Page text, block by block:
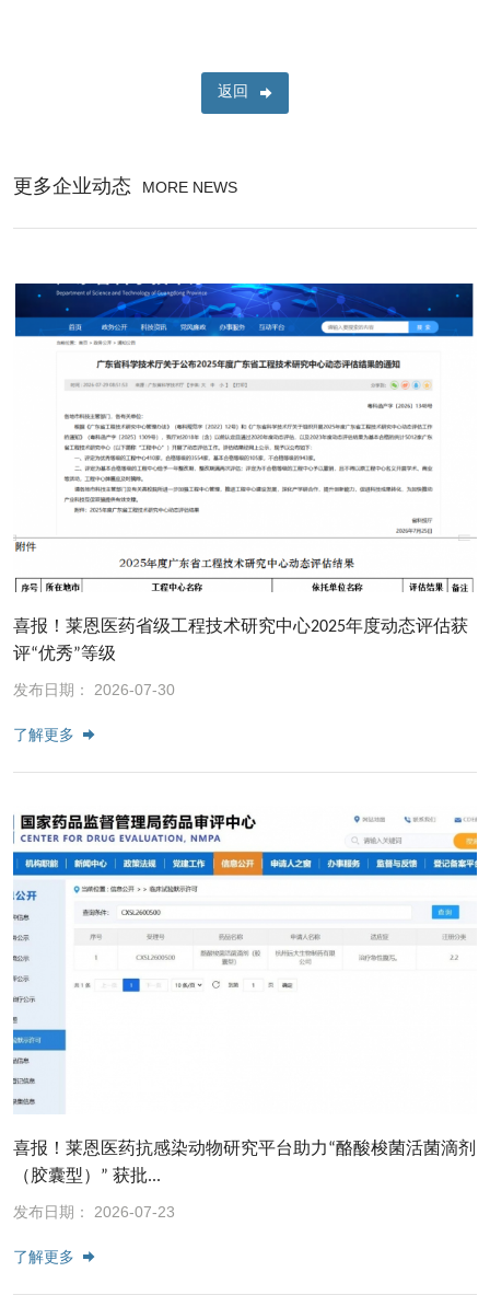
返回
更多企业动态 MORE NEWS
喜报！莱恩医药省级工程技术研究中心2025年度动态评估获
评“优秀”等级
发布日期： 2026-07-30
了解更多
喜报！莱恩医药抗感染动物研究平台助力“酪酸梭菌活菌滴剂
（胶囊型）” 获批...
发布日期： 2026-07-23
了解更多